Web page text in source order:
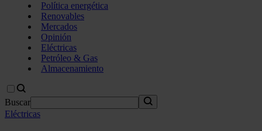
Política energética
Renovables
Mercados
Opinión
Eléctricas
Petróleo & Gas
Almacenamiento
Buscar
Eléctricas